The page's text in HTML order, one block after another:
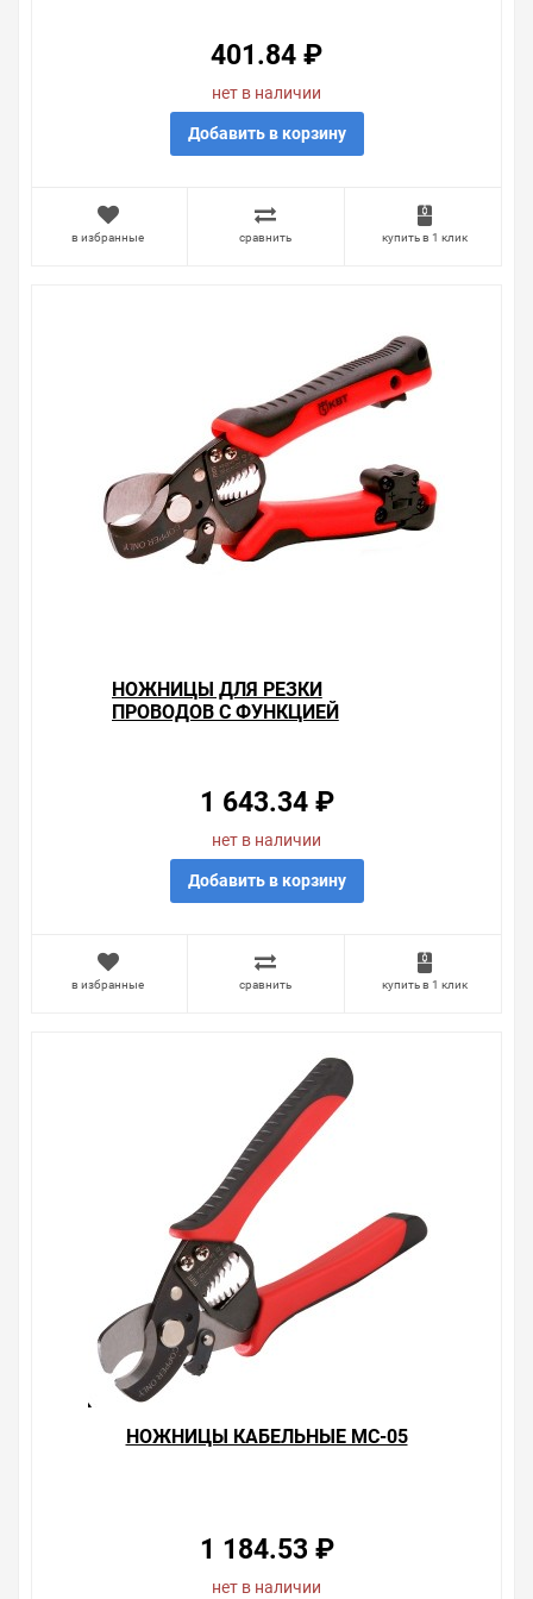
401.84 ₽
нет в наличии
Добавить в корзину
в избранные сравнить купить в 1 клик
НОЖНИЦЫ ДЛЯ РЕЗКИ
ПРОВОДОВ С ФУНКЦИЕЙ
1 643.34 ₽
нет в наличии
Добавить в корзину
в избранные сравнить купить в 1 клик
НОЖНИЦЫ КАБЕЛЬНЫЕ MC-05
1 184.53 ₽
нет в наличии